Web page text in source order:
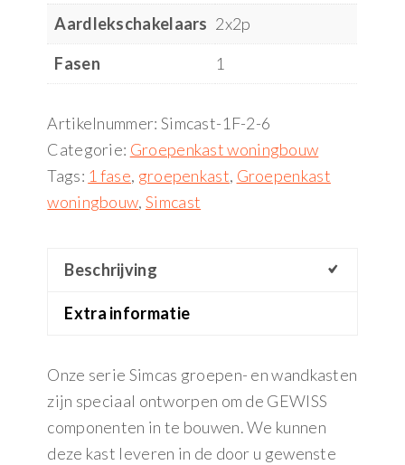
Aardlekschakelaars 2x2p
Fasen
1
Artikelnummer: Simcast-1F-2-6
Categorie: Groepenkast woningbouw
Tags: 1 fase, groepenkast, Groepenkast
woningbouw,Simcast
Beschrijving
Extra informatie
Onze serie Simcas groepen- en wandkasten
zijn speciaal ontworpen om de GEWISS
componenten in te bouwen. We kunnen
deze kast leveren in de door u gewenste